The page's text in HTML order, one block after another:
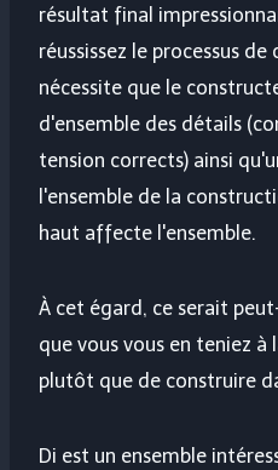
résultat final
réussissez le processus
nécessite que le
d'ensemble des détails
tension corrects) ainsi
l'ensemble de la
haut affecte l'ensemble.
À cet égard, ce serait
que vous vous en teniez à
plutôt que de construire
Di est un ensemble